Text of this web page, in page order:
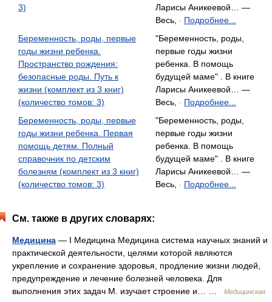
3)
Ларисы Аникеевой… —
Весь,
- Подробнее...
Беременность, роды, первые
годы жизни ребенка.
Пространство рождения:
безопасные роды. Путь к
жизни (комплект из 3 книг)
(количество томов: 3)
"Беременность, роды,
первые годы жизни
ребенка. В помощь
будущей маме" . В книге
Ларисы Аникеевой… —
Весь,
- Подробнее...
Беременность, роды, первые
годы жизни ребенка. Первая
помощь детям. Полный
справочник по детским
болезням (комплект из 3 книг)
(количество томов: 3)
"Беременность, роды,
первые годы жизни
ребенка. В помощь
будущей маме" . В книге
Ларисы Аникеевой… —
Весь,
- Подробнее...
См. также в других словарях:
Медицина — I Медицина Медицина система научных знаний и
практической деятельности, целями которой являются
укрепление и сохранение здоровья, продление жизни людей,
предупреждение и лечение болезней человека. Для
выполнения этих задач М. изучает строение и… …
Медицинская